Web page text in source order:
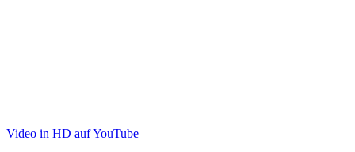
Video in HD auf YouTube